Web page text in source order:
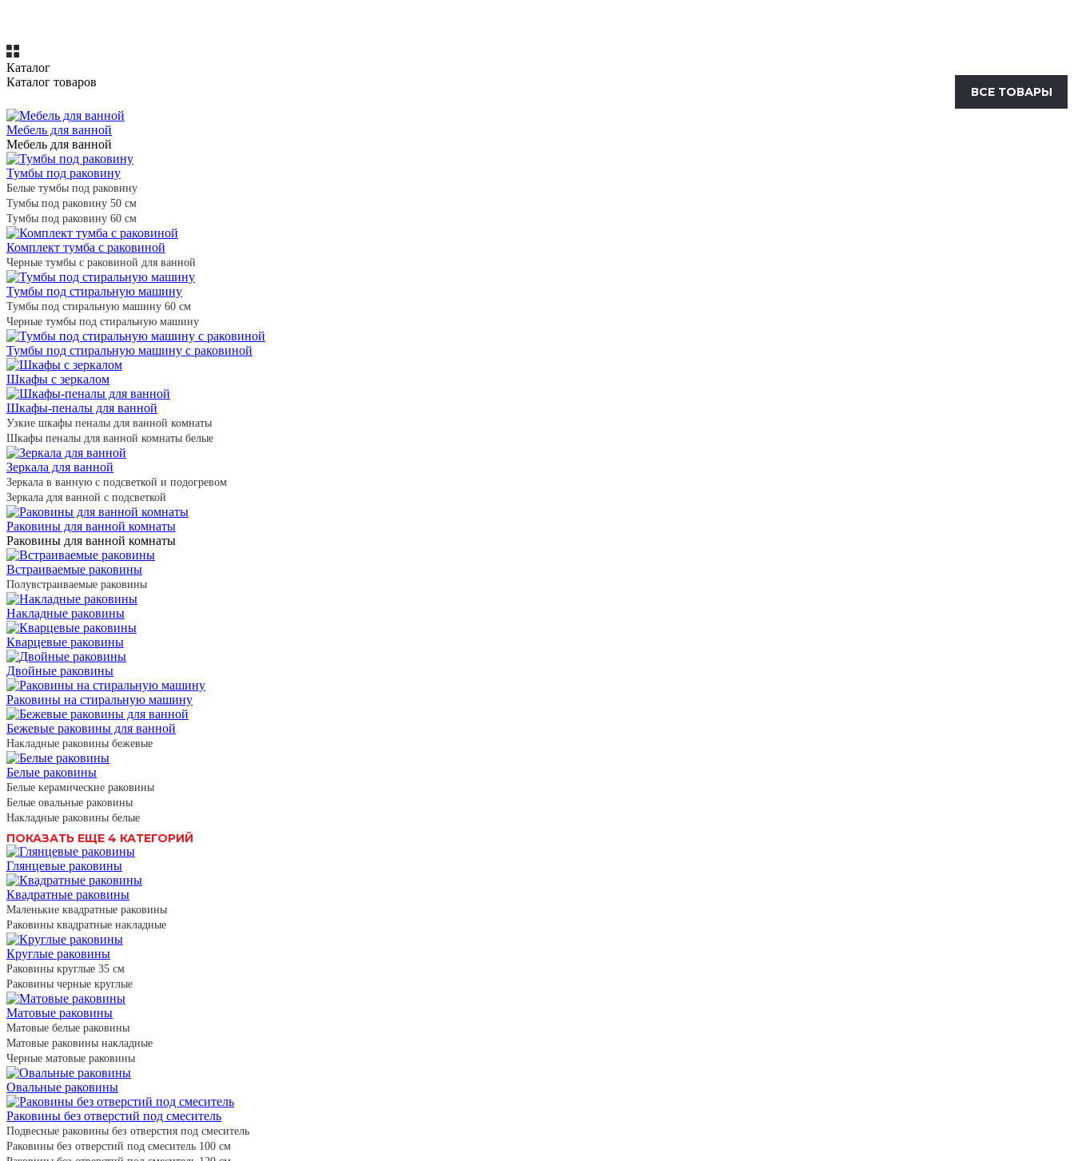
Каталог
Каталог товаров
ВСЕ ТОВАРЫ
Мебель для ванной
Мебель для ванной
Тумбы под раковину
Белые тумбы под раковину
Тумбы под раковину 50 см
Тумбы под раковину 60 см
Комплект тумба с раковиной
Черные тумбы с раковиной для ванной
Тумбы под стиральную машину
Тумбы под стиральную машину 60 см
Черные тумбы под стиральную машину
Тумбы под стиральную машину с раковиной
Шкафы с зеркалом
Шкафы-пеналы для ванной
Узкие шкафы пеналы для ванной комнаты
Шкафы пеналы для ванной комнаты белые
Зеркала для ванной
Зеркала в ванную с подсветкой и подогревом
Зеркала для ванной с подсветкой
Раковины для ванной комнаты
Раковины для ванной комнаты
Встраиваемые раковины
Полувстраиваемые раковины
Накладные раковины
Кварцевые раковины
Двойные раковины
Раковины на стиральную машину
Бежевые раковины для ванной
Накладные раковины бежевые
Белые раковины
Белые керамические раковины
Белые овальные раковины
Накладные раковины белые
ПОКАЗАТЬ ЕЩЕ 4 КАТЕГОРИЙ
Глянцевые раковины
Квадратные раковины
Маленькие квадратные раковины
Раковины квадратные накладные
Круглые раковины
Раковины круглые 35 см
Раковины черные круглые
Матовые раковины
Матовые белые раковины
Матовые раковины накладные
Черные матовые раковины
Овальные раковины
Раковины без отверстий под смеситель
Подвесные раковины без отверстия под смеситель
Раковины без отверстий под смеситель 100 см